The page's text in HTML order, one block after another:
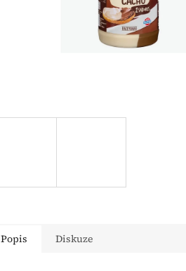
Popis Diskuze